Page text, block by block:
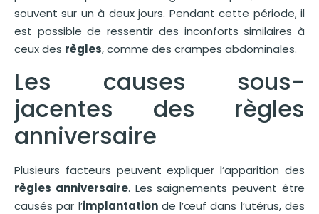
souvent sur un à deux jours. Pendant cette période, il
est possible de ressentir des inconforts similaires à
ceux des règles, comme des crampes abdominales.
Les causes sous-
jacentes des règles
anniversaire
Plusieurs facteurs peuvent expliquer l’apparition des
règles anniversaire. Les saignements peuvent être
causés par l’implantationde l’œuf dans l’utérus, des